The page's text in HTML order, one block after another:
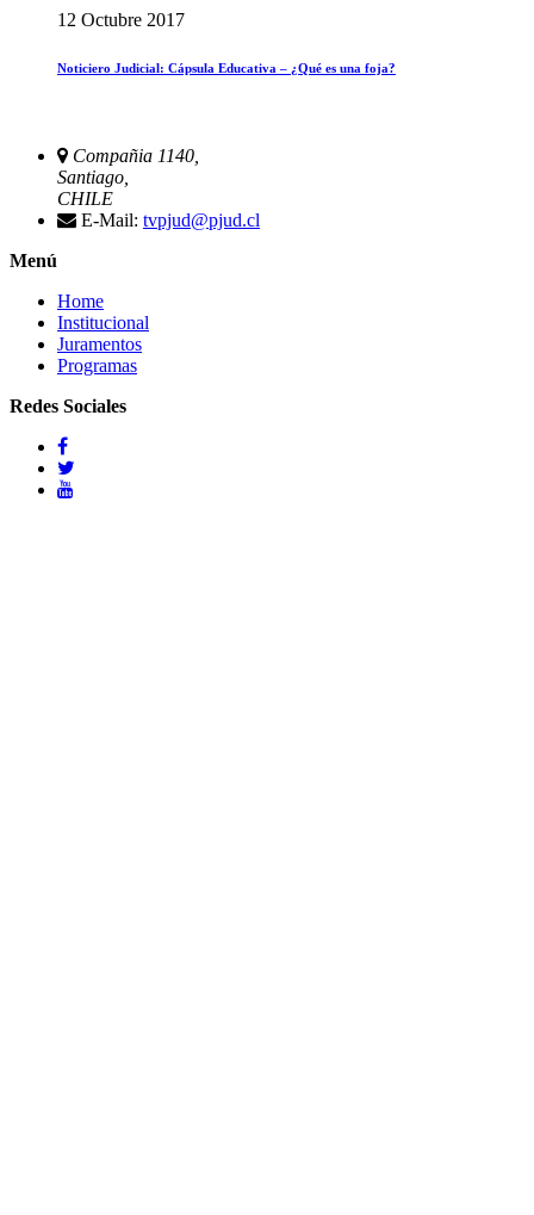
12 Octubre 2017
Noticiero Judicial: Cápsula Educativa – ¿Qué es una foja?
Compañia 1140,
Santiago,
CHILE
E-Mail: tvpjud@pjud.cl
Menú
Home
Institucional
Juramentos
Programas
Redes Sociales